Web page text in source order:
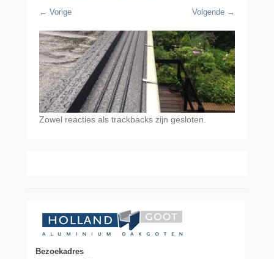
← Vorige Volgende →
Zowel reacties als trackbacks zijn gesloten.
Bezoekadres